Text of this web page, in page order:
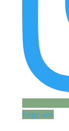
Folge uns